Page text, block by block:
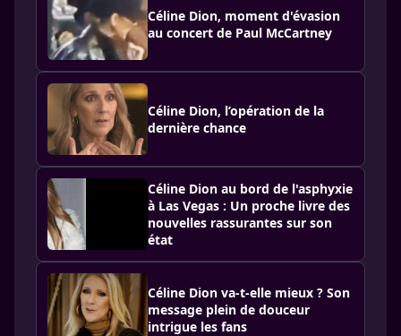
Céline Dion, moment d'évasion
au concert de Paul McCartney
Céline Dion, l’opération de la
dernière chance
Céline Dion au bord de l'asphyxie
à Las Vegas : Un proche livre des
nouvelles rassurantes sur son
état
Céline Dion va-t-elle mieux ? Son
message plein de douceur
intrigue les fans